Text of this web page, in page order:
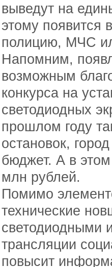
выведут на
этому появится
полицию, МЧС
Напомним,
возможным
конкурса на
светодиодных
прошлом году
остановок,
бюджет. А в
млн рублей.
Помимо
технические
светодиодными
трансляции
повысит